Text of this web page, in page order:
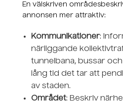
En välskriven
annonsen mer attraktiv:
Kommunikationer:
närliggande
tunnelbana, bussar
lång tid det tar att
av staden.
Området: Beskriv